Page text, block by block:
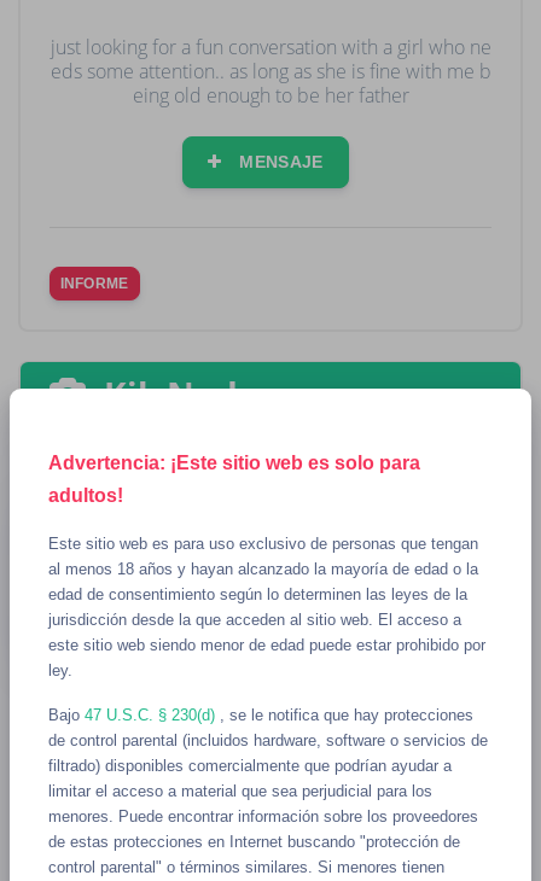
Advertencia: ¡Este sitio web es solo para
adultos!
Este sitio web es para uso exclusivo de personas que tengan
al menos 18 años y hayan alcanzado la mayoría de edad o la
edad de consentimiento según lo determinen las leyes de la
jurisdicción desde la que acceden al sitio web. El acceso a
este sitio web siendo menor de edad puede estar prohibido por
ley.
Bajo 47 U.S.C. § 230(d)
, se le notifica que hay protecciones
de control parental (incluidos hardware, software o servicios de
filtrado) disponibles comercialmente que podrían ayudar a
limitar el acceso a material que sea perjudicial para los
menores. Puede encontrar información sobre los proveedores
de estas protecciones en Internet buscando "protección de
control parental" o términos similares. Si menores tienen
just looking for a fun conversation with a girl who ne
eds some attention.. as long as she is fine with me b
eing old enough to be her father
MENSAJE
INFORME
Kik Nudes
Heterosexual Kik Usernames
idi0t_savant